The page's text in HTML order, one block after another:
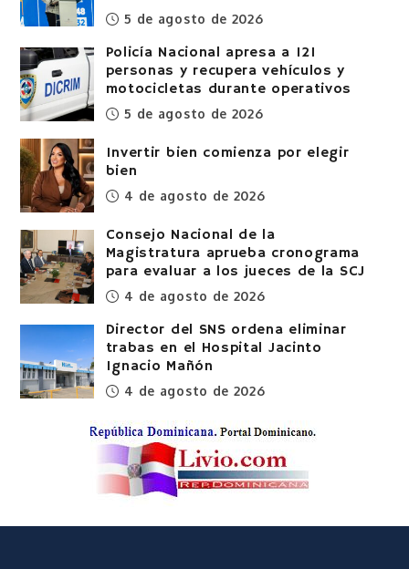
5 de agosto de 2026
Policía Nacional apresa a 121
personas y recupera vehículos y
motocicletas durante operativos
5 de agosto de 2026
Invertir bien comienza por elegir
bien
4 de agosto de 2026
Consejo Nacional de la
Magistratura aprueba cronograma
para evaluar a los jueces de la SCJ
4 de agosto de 2026
Director del SNS ordena eliminar
trabas en el Hospital Jacinto
Ignacio Mañón
4 de agosto de 2026